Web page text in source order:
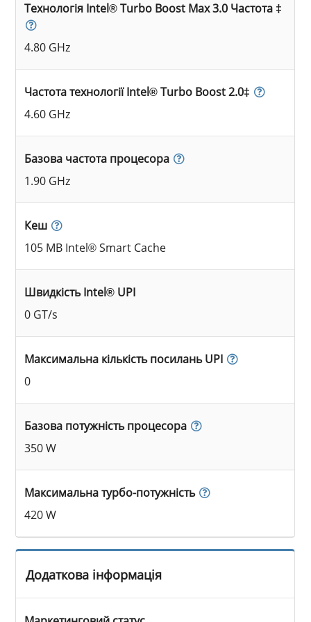
Технологія Intel® Turbo Boost Max 3.0 Частота ‡
4.80 GHz
Частота технології Intel® Turbo Boost 2.0‡
4.60 GHz
Базова частота процесора
1.90 GHz
Кеш
105 MB Intel® Smart Cache
Швидкість Intel® UPI
0 GT/s
Максимальна кількість посилань UPI
0
Базова потужність процесора
350 W
Максимальна турбо-потужність
420 W
Додаткова інформація